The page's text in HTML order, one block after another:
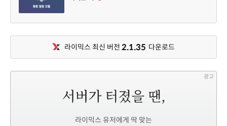
라이믹스 최신 버전 2.1.35 다운로드
광고
라이믹스 유저에게 딱 맞는